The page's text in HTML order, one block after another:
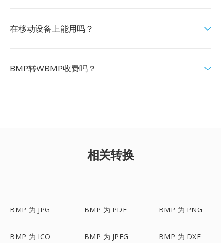
在移动设备上能用吗？
BMP转WBMP收费吗？
相关转换
BMP 为 JPG BMP 为 PDF BMP 为 PNG
BMP 为 ICO BMP 为 JPEG BMP 为 DXF